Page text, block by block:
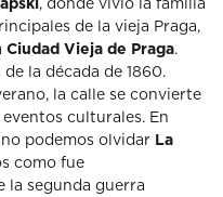
, donde vivió la familia
de la vieja Praga,
Ciudad Vieja de Praga.
la década de 1860.
la calle se convierte
culturales. En
podemos olvidar La
como fue
la segunda guerra